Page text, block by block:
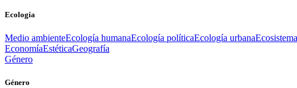
Ecología
Medio ambienteEcología humanaEcología políticaEcología urbana
EconomíaEstéticaGeografía
Género
Género